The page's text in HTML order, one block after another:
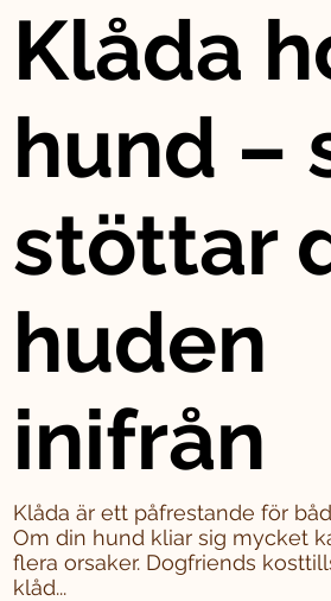
Klåda
hund –
stöttar
huden
inifrån
Klåda är ett påfrestande för
Om din hund kliar sig mycket
flera orsaker. Dogfriends
klåd...